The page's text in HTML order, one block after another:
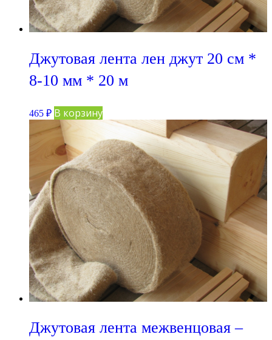
Джутовая лента лен джут 20 см *
8-10 мм * 20 м
465 ₽ В корзину
Джутовая лента межвенцовая –